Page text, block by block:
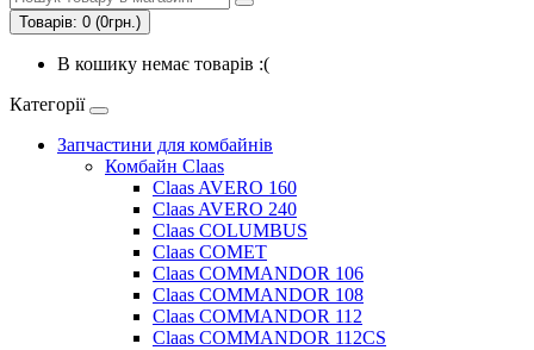
Товарів: 0 (0грн.)
В кошику немає товарів :(
Категорії
Запчастини для комбайнів
Комбайн Claas
Claas AVERO 160
Claas AVERO 240
Claas COLUMBUS
Claas COMET
Claas COMMANDOR 106
Claas COMMANDOR 108
Claas COMMANDOR 112
Claas COMMANDOR 112CS